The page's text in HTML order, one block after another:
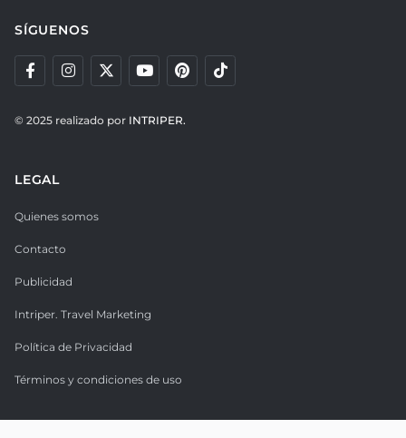
SÍGUENOS
© 2025 realizado por INTRIPER.
LEGAL
Quienes somos
Contacto
Publicidad
Intriper. Travel Marketing
Política de Privacidad
Términos y condiciones de uso